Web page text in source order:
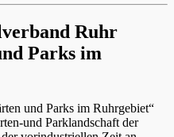
Ruhr
Parks im
und Parks im Ruhrgebiet“
und Parklandschaft der